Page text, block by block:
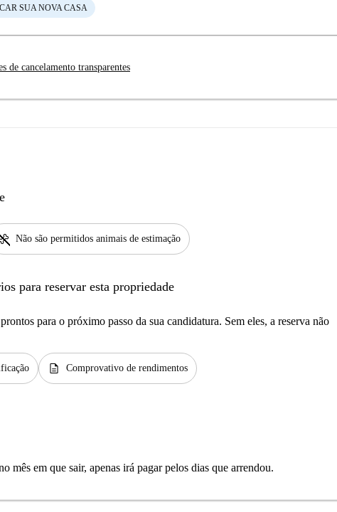
SUA NOVA CASA
de cancelamento transparentes
Não são permitidos animais de estimação
para reservar esta propriedade
para o próximo passo da sua candidatura. Sem eles, a reserva não
description Comprovativo de rendimentos
mês em que sair, apenas irá pagar pelos dias que arrendou.